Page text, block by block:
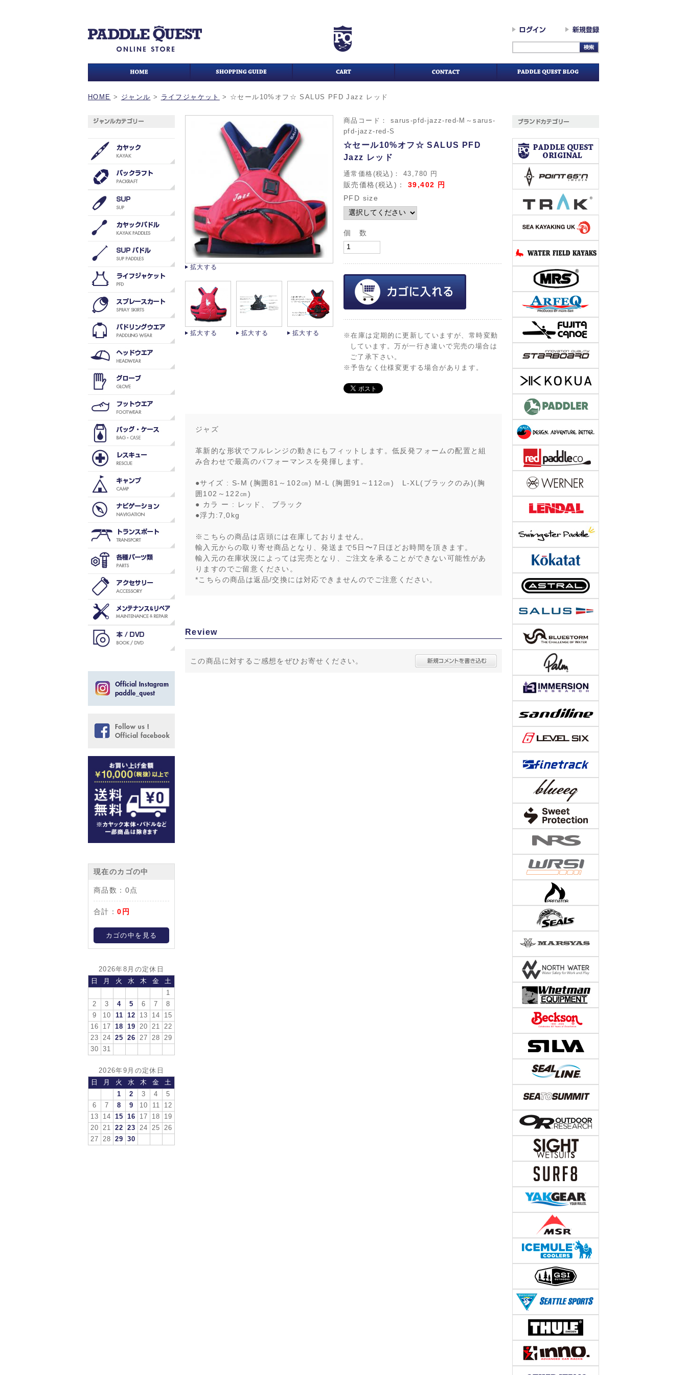
HOME > ジャンル > ライフジャケット > ☆セール10%オフ☆ SALUS PFD Jazz レッド
現在のカゴの中
商品数： 0点
合計：0円
カゴの中を見る
2026年8月の定休日
日
月 火 水 木 金
土
1
2
3 4 5 6 7
8
9
10 11 12 13 14
15
16
17 18 19 20 21
22
23
24 25 26 27 28
29
30
31
2026年9月の定休日
日
月 火 水 木 金
土
1
2 3 4
5
6
7 8 9 10 11
12
13
14 15 16 17 18
19
20
21 22 23 24 25
26
27
28 29 30
拡大する
拡大する 拡大する 拡大する
商品コード：
sarus-pfd-jazz-red-M～sarus-
pfd-jazz-red-S
☆セール10%オフ☆ SALUS PFD
Jazz レッド
通常価格(税込)： 43,780 円
販売価格(税込)： 39,402 円
PFD size
個 数
※在庫は定期的に更新していますが、常時変動
しています。万が一行き違いで完売の場合は
ご了承下さい。
※予告なく仕様変更する場合があります。
ジャズ
革新的な形状でフルレンジの動きにもフィットします。低反発フォームの配置と組
み合わせで最高のパフォーマンスを発揮します。
●サイズ : S-M (胸囲81～102㎝) M-L (胸囲91～112㎝) L-XL(ブラックのみ)(胸
囲102～122㎝)
● カラ ー : レッド、 ブラック
●浮力:7,0kg
※こちらの商品は店頭には在庫しておりません。
輸入元からの取り寄せ商品となり、発送まで5日〜7日ほどお時間を頂きます。
輸入元の在庫状況によっては完売となり、ご注文を承ることができない可能性があ
りますのでご留意ください。
*こちらの商品は返品/交換には対応できませんのでご注意ください。
Review
この商品に対するご感想をぜひお寄せください。